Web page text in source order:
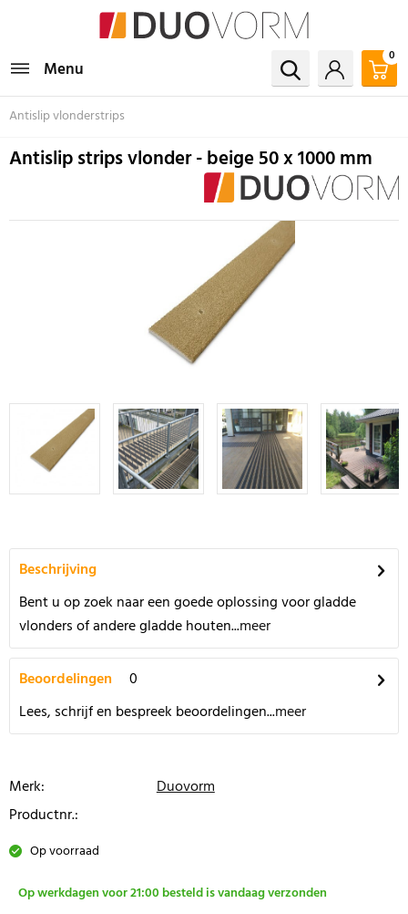
Menu
0
Antislip vlonderstrips
Antislip strips vlonder - beige 50 x 1000 mm
Beschrijving
Bent u op zoek naar een goede oplossing voor gladde
vlonders of andere gladde houten...meer
Beoordelingen
0
Lees, schrijf en bespreek beoordelingen...meer
Merk:
Duovorm
Productnr.:
Op voorraad
Op werkdagen voor 21:00 besteld is vandaag verzonden